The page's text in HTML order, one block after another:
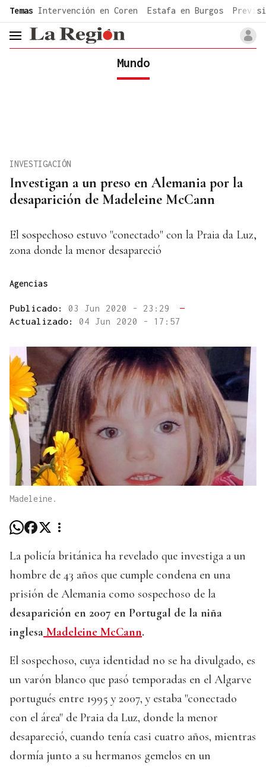
common.go-to-content
Temas Intervención en Coren Estafa en Burgos
header.menu.open
Mundo
Investigan a un preso en Alemania por la
desaparición de Madeleine McCann
INVESTIGACIÓN
El sospechoso estuvo "conectado" con la Praia da Luz,
zona donde la menor desapareció
Agencias
Publicado: 03 Jun 2020 - 23:29
—
Actualizado: 04 Jun 2020 - 17:57
Madeleine.
La policía británica ha revelado que investiga a un
hombre de 43 años que cumple condena en una
prisión de Alemania como sospechoso de la
desaparición en 2007 en Portugal de la niña
inglesa Madeleine McCann.
El sospechoso, cuya identidad no se ha divulgado, es
un varón blanco que pasó temporadas en el Algarve
portugués entre 1995 y 2007, y estaba "conectado
con el área" de Praia da Luz, donde la menor
desapareció, cuando tenía casi cuatro años, mientras
dormía junto a su hermanos gemelos en un